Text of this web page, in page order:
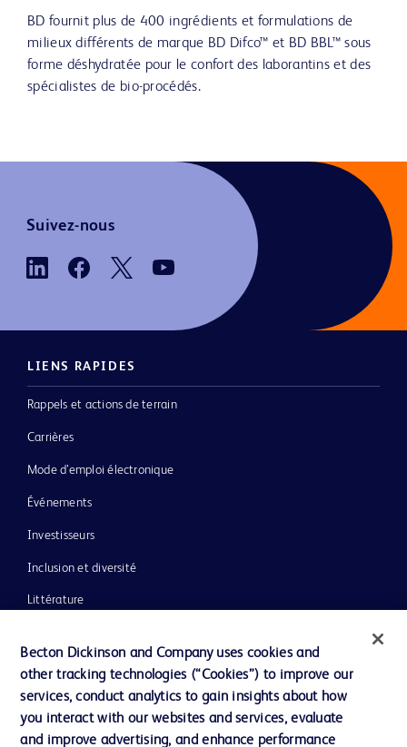
BD fournit plus de 400 ingrédients et formulations de
milieux différents de marque BD Difco™ et BD BBL™ sous
forme déshydratée pour le confort des laborantins et des
spécialistes de bio-procédés.
Suivez-nous
LIENS RAPIDES
Rappels et actions de terrain
Carrières
Mode d’emploi électronique
Événements
Investisseurs
Inclusion et diversité
Littérature
Notre entreprise
Éthique et conformité
Assistance
Becton Dickinson and Company uses cookies and
other tracking technologies (“Cookies”) to improve our
services, conduct analytics to gain insights about how
you interact with our websites and services, evaluate
and improve advertising, and enhance performance